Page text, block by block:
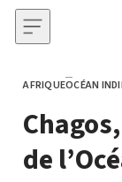
Skip to content
CATEGORY
AFRIQUEOCÉAN
de